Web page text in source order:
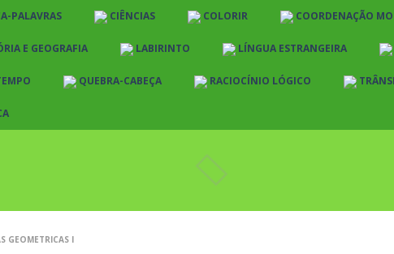
PALAVRAS CIÊNCIAS COLORIR COORDENAÇÃO
E GEOGRAFIA LABIRINTO LÍNGUA ESTRANGEIRA
QUEBRA-CABEÇA RACIOCÍNIO LÓGICO
GEOMETRICAS I